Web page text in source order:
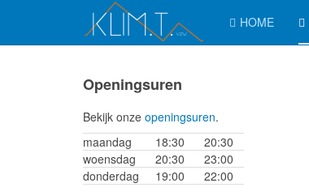
HOME
Openingsuren
Bekijk onze openingsuren.
maandag
18:30
20:30
woensdag
20:30
23:00
donderdag
19:00 22:00